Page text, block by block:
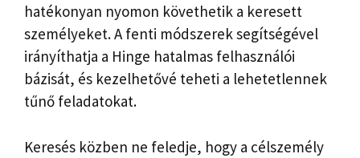
hatékonyan nyomon követhetik a keresett
személyeket. A fenti módszerek segítségével
irányíthatja a Hinge hatalmas felhasználói
bázisát, és kezelhetővé teheti a lehetetlennek
tűnő feladatokat.
Keresés közben ne feledje, hogy a célszemély